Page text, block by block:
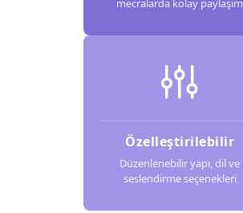
mecralarda kolay paylaşım
Özelleştirilebilir
Düzenlenebilir yapı, dil ve
seslendirme seçenekleri